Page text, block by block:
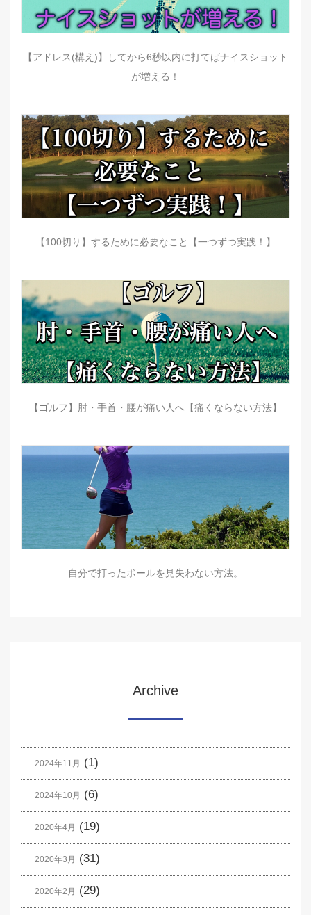
【アドレス(構え)】してから6秒以内に打てばナイスショット
が増える！
【100切り】するために必要なこと【一つずつ実践！】
【ゴルフ】肘・手首・腰が痛い人へ【痛くならない方法】
自分で打ったボールを見失わない方法。
Archive
2024年11月 (1)
2024年10月 (6)
2020年4月 (19)
2020年3月 (31)
2020年2月 (29)